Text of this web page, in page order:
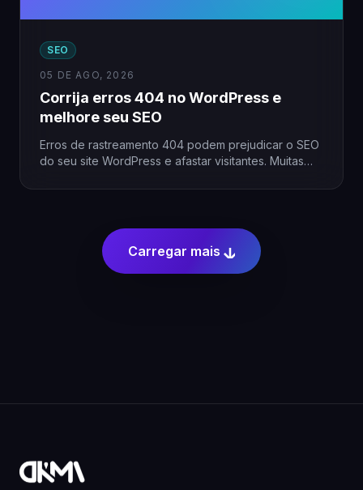
SEO
05 DE AGO, 2026
Corrija erros 404 no WordPress e
melhore seu SEO
Erros de rastreamento 404 podem prejudicar o SEO
do seu site WordPress e afastar visitantes. Muitas
Carregar mais